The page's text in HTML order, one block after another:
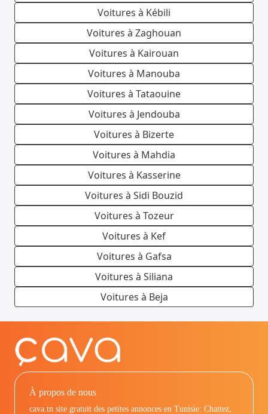
Voitures à Kébili
Voitures à Zaghouan
Voitures à Kairouan
Voitures à Manouba
Voitures à Tataouine
Voitures à Jendouba
Voitures à Bizerte
Voitures à Mahdia
Voitures à Kasserine
Voitures à Sidi Bouzid
Voitures à Tozeur
Voitures à Kef
Voitures à Gafsa
Voitures à Siliana
Voitures à Beja
À propos de nous
cava.tn site gratuit des petites annonces en Tunisie: Chattez,